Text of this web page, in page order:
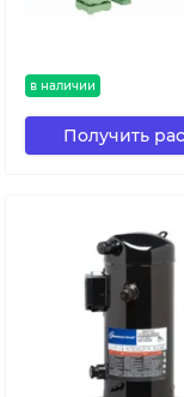
в наличии
Получить